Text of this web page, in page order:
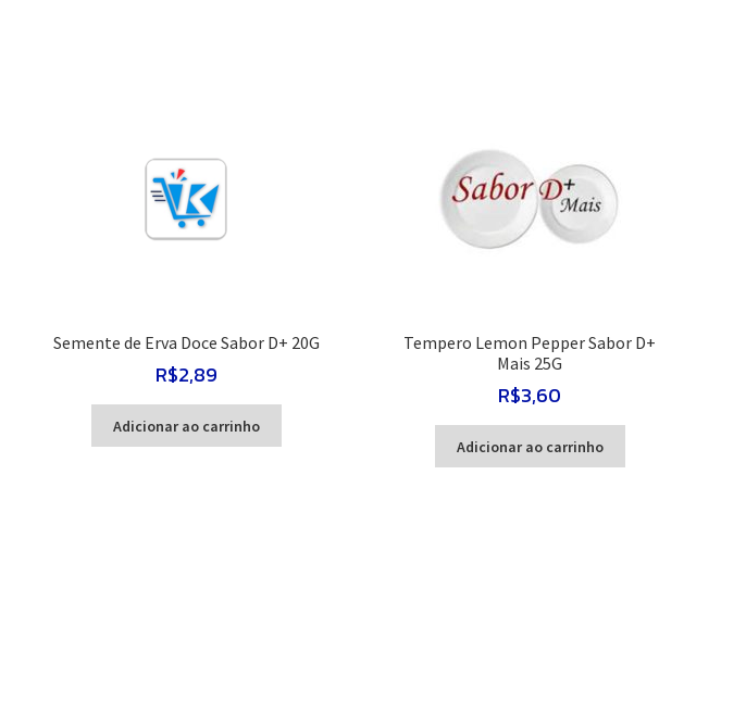
Semente de Erva Doce Sabor D+ 20G
R$2,89
Adicionar ao carrinho
Tempero Lemon Pepper Sabor D+
Mais 25G
R$3,60
Adicionar ao carrinho